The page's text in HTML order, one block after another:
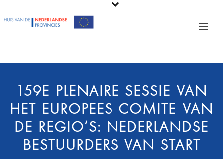
159E PLENAIRE SESSIE VAN
HET EUROPEES COMITÉ VAN
DE REGIO’S: NEDERLANDSE
BESTUURDERS VAN START